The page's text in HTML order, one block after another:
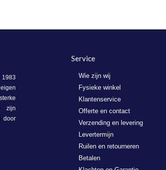
Service
Wie zijn wij
Fysieke winkel
Klantenservice
Offerte en contact
Verzending en levering
Levertermijn
Ruilen en retourneren
Betalen
zijn
door